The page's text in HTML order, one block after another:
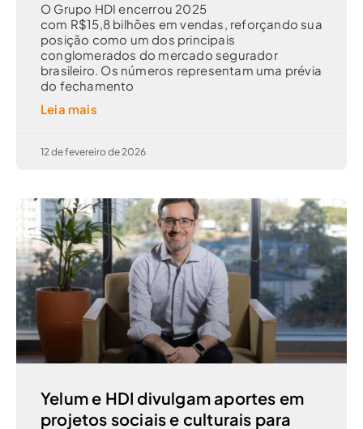
O Grupo HDI encerrou 2025
com R$15,8 bilhões em vendas, reforçando sua
posição como um dos principais
conglomerados do mercado segurador
brasileiro. Os números representam uma prévia
do fechamento
Leia mais
12 de fevereiro de 2026
Yelum e HDI divulgam aportes em
projetos sociais e culturais para